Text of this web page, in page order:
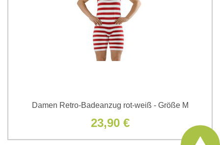
Damen Retro-Badeanzug rot-weiß - Größe M
23,90 €